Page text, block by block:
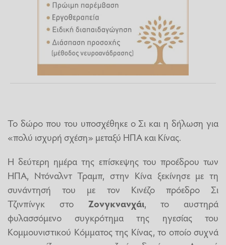
Το δώρο που του υποσχέθηκε ο Σι και η δήλωση για
«πολύ ισχυρή σχέση» μεταξύ ΗΠΑ και Κίνας.
Η δεύτερη ημέρα της επίσκεψης του προέδρου των
ΗΠΑ, Ντόναλντ Τραμπ, στην Κίνα ξεκίνησε με τη
συνάντησή του με τον Κινέζο πρόεδρο Σι
Τζινπίνγκ στο Ζονγκνανχάι, το αυστηρά
φυλασσόμενο συγκρότημα της ηγεσίας του
Κομμουνιστικού Κόμματος της Κίνας, το οποίο συχνά